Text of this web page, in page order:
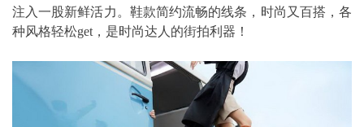
注入一股新鲜活力。鞋款简约流畅的线条，时尚又百搭，各
种风格轻松get，是时尚达人的街拍利器！